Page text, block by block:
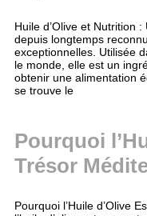
Huile d’Olive et Nutrition :
depuis longtemps
exceptionnelles. Utilisée
le monde, elle est un
obtenir une alimentation
se trouve le
Pourquoi
Trésor
Pourquoi l’Huile d’Olive